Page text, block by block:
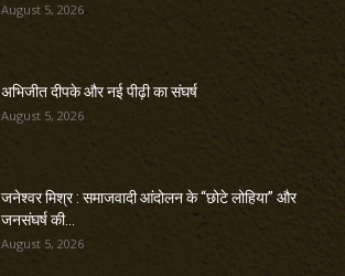
August 5, 2026
अभिजीत दीपके और नई पीढ़ी का संघर्ष
August 5, 2026
जनेश्वर मिश्र : समाजवादी आंदोलन के “छोटे लोहिया” और
जनसंघर्ष की...
August 5, 2026